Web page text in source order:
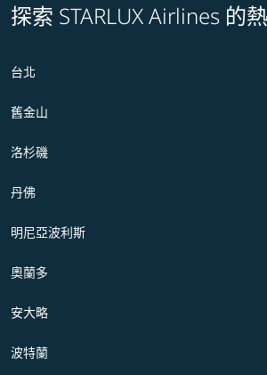
探索 STARLUX Airlines 的
台北
舊金山
洛杉磯
丹佛
明尼亞波利斯
奧蘭多
安大略
波特蘭